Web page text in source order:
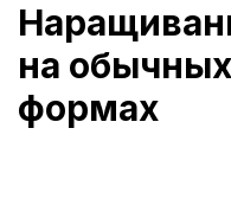
на
формах